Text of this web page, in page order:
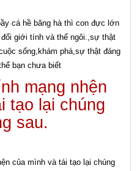
mạng nhện
tạo lại chúng
sau.